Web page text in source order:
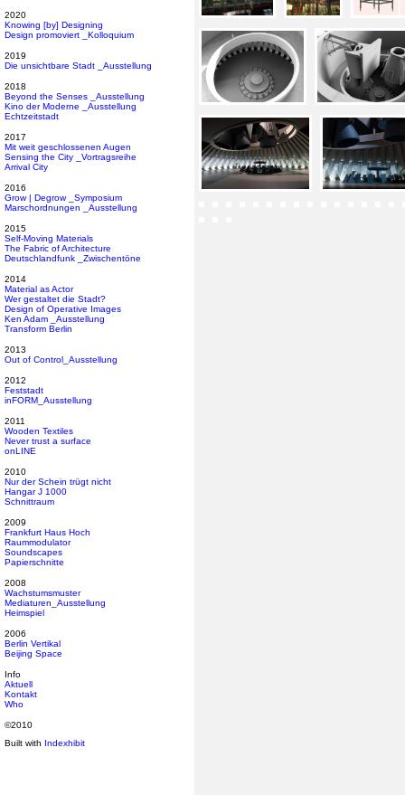
2020
Knowing [by] Designing
Design promoviert _Kolloquium
2019
Die unsichtbare Stadt _Ausstellung
2018
Beyond the Senses _Ausstellung
Kino der Moderne _Ausstellung
Echtzeitstadt
2017
Mit weit geschlossenen Augen
Sensing the City _Vortragsreihe
Arrival City
2016
Grow | Degrow _Symposium
Marschordnungen _Ausstellung
2015
Self-Moving Materials
The Fabric of Architecture
Deutschlandfunk _Zwischentöne
2014
Material as Actor
Wer gestaltet die Stadt?
Design of Operative Images
Ken Adam _Ausstellung
Transform Berlin
2013
Out of Control_Ausstellung
2012
Feststadt
inFORM_Ausstellung
2011
Wooden Textiles
Never trust a surface
onLINE
2010
Nur der Schein trügt nicht
Hangar J 1000
Schnittraum
2009
Frankfurt Haus Hoch
Raummodulator
Soundscapes
Papierschnitte
2008
Wachstumsmuster
Mediaturen_Ausstellung
Heimspiel
2006
Berlin Vertikal
Beijing Space
Info
Aktuell
Kontakt
Who
©2010
Built with Indexhibit